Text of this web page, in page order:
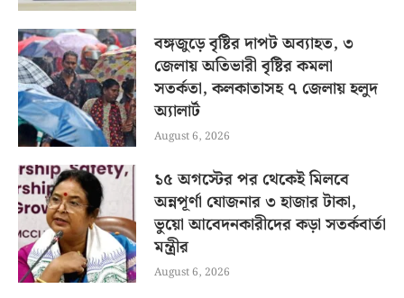
বঙ্গজুড়ে বৃষ্টির দাপট অব্যাহত, ৩
জেলায় অতিভারী বৃষ্টির কমলা
সতর্কতা, কলকাতাসহ ৭ জেলায় হলুদ
অ্যালার্ট
August 6, 2026
১৫ অগস্টের পর থেকেই মিলবে
অন্নপূর্ণা যোজনার ৩ হাজার টাকা,
ভুয়ো আবেদনকারীদের কড়া সতর্কবার্তা
মন্ত্রীর
August 6, 2026